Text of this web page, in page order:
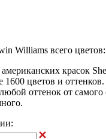
Williams всего
красок
1600 цветов и
оттенок от самого